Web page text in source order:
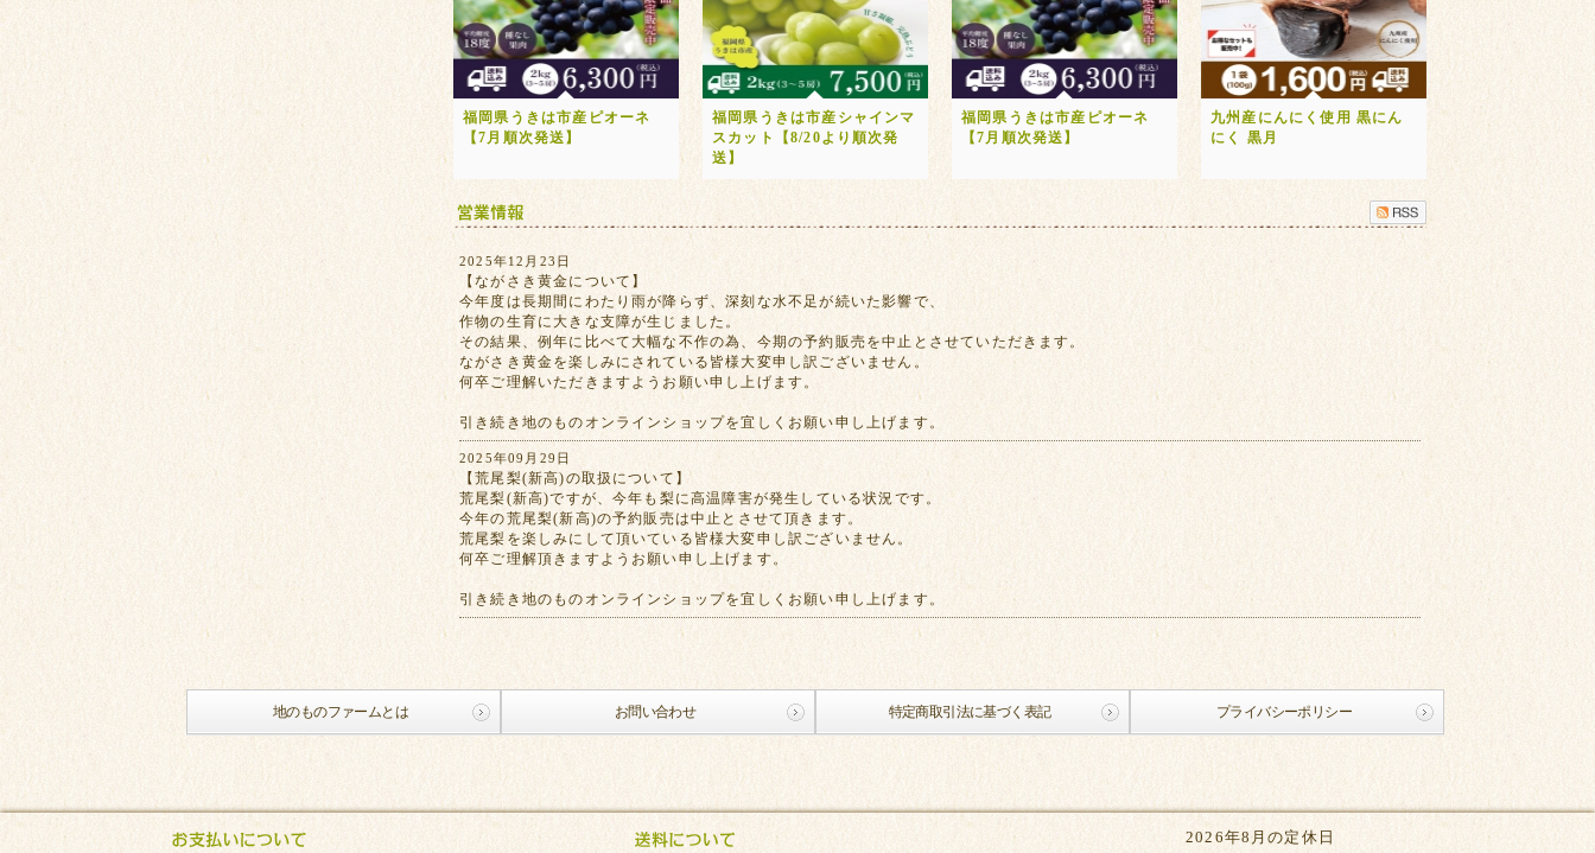
福岡県うきは市産ピオーネ
【7月順次発送】
福岡県うきは市産シャインマ
スカット【8/20より順次発
送】
福岡県うきは市産ピオーネ
【7月順次発送】
九州産にんにく使用 黒にん
にく 黒月
2025年12月23日
【ながさき黄金について】
今年度は長期間にわたり雨が降らず、深刻な水不足が続いた影響で、
作物の生育に大きな支障が生じました。
その結果、例年に比べて大幅な不作の為、今期の予約販売を中止とさせていただきます。
ながさき黄金を楽しみにされている皆様大変申し訳ございません。
何卒ご理解いただきますようお願い申し上げます。
引き続き地のものオンラインショップを宜しくお願い申し上げます。
2025年09月29日
【荒尾梨(新高)の取扱について】
荒尾梨(新高)ですが、今年も梨に高温障害が発生している状況です。
今年の荒尾梨(新高)の予約販売は中止とさせて頂きます。
荒尾梨を楽しみにして頂いている皆様大変申し訳ございません。
何卒ご理解頂きますようお願い申し上げます。
引き続き地のものオンラインショップを宜しくお願い申し上げます。
地のものファームとは お問い合わせ 特定商取引法に基づく表記 プライバシーポリシー
2026年8月の定休日